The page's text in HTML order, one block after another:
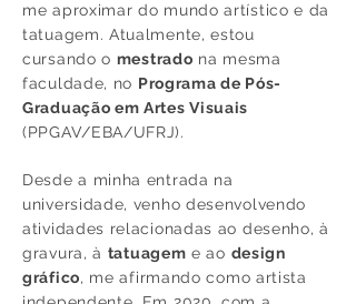
me aproximar do mundo artístico e da
tatuagem. Atualmente, estou
cursando o mestrado na mesma
faculdade, no Programa de Pós-
Graduação em Artes Visuais
(PPGAV/EBA/UFRJ).
Desde a minha entrada na
universidade, venho desenvolvendo
atividades relacionadas ao desenho, à
gravura, à tatuagem e ao design
gráfico, me afirmando como artista